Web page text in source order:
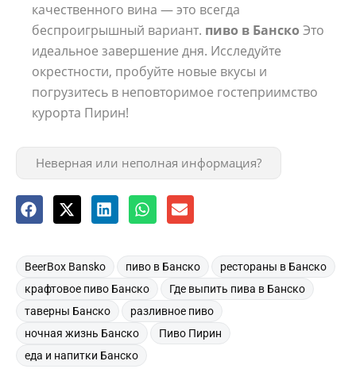
качественного вина — это всегда
беспроигрышный вариант. пиво в Банско Это
идеальное завершение дня. Исследуйте
окрестности, пробуйте новые вкусы и
погрузитесь в неповторимое гостеприимство
курорта Пирин!
Неверная или неполная информация?
BeerBox Bansko пиво в Банско рестораны в Банско
крафтовое пиво Банско Где выпить пива в Банско
таверны Банско разливное пиво
ночная жизнь Банско Пиво Пирин
еда и напитки Банско